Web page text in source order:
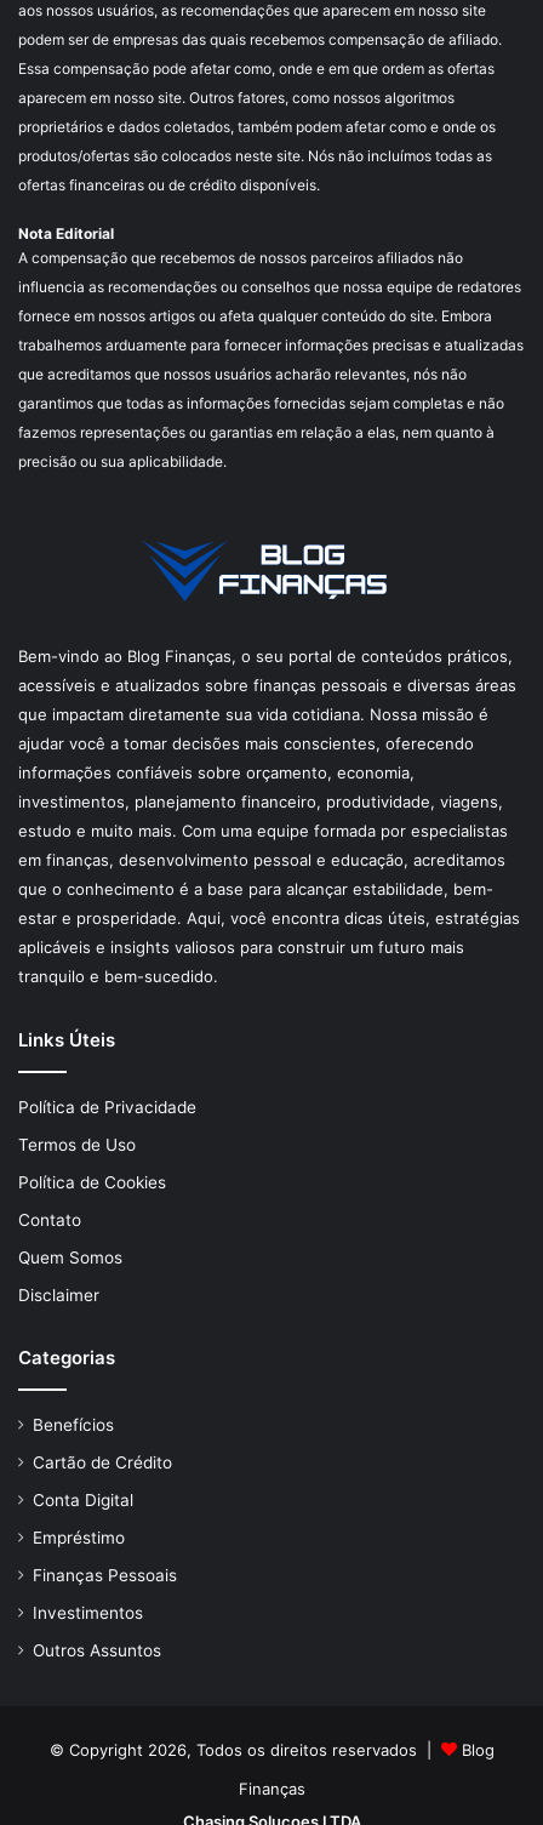
aos nossos usuários, as recomendações que aparecem em nosso site
podem ser de empresas das quais recebemos compensação de afiliado.
Essa compensação pode afetar como, onde e em que ordem as ofertas
aparecem em nosso site. Outros fatores, como nossos algoritmos
proprietários e dados coletados, também podem afetar como e onde os
produtos/ofertas são colocados neste site. Nós não incluímos todas as
ofertas financeiras ou de crédito disponíveis.
Nota Editorial
A compensação que recebemos de nossos parceiros afiliados não
influencia as recomendações ou conselhos que nossa equipe de redatores
fornece em nossos artigos ou afeta qualquer conteúdo do site. Embora
trabalhemos arduamente para fornecer informações precisas e atualizadas
que acreditamos que nossos usuários acharão relevantes, nós não
garantimos que todas as informações fornecidas sejam completas e não
fazemos representações ou garantias em relação a elas, nem quanto à
precisão ou sua aplicabilidade.
Bem-vindo ao Blog Finanças, o seu portal de conteúdos práticos,
acessíveis e atualizados sobre finanças pessoais e diversas áreas
que impactam diretamente sua vida cotidiana. Nossa missão é
ajudar você a tomar decisões mais conscientes, oferecendo
informações confiáveis sobre orçamento, economia,
investimentos, planejamento financeiro, produtividade, viagens,
estudo e muito mais. Com uma equipe formada por especialistas
em finanças, desenvolvimento pessoal e educação, acreditamos
que o conhecimento é a base para alcançar estabilidade, bem-
estar e prosperidade. Aqui, você encontra dicas úteis, estratégias
aplicáveis e insights valiosos para construir um futuro mais
tranquilo e bem-sucedido.
Links Úteis
Política de Privacidade
Termos de Uso
Política de Cookies
Contato
Quem Somos
Disclaimer
Categorias
Benefícios
Cartão de Crédito
Conta Digital
Empréstimo
Finanças Pessoais
Investimentos
Outros Assuntos
© Copyright 2026, Todos os direitos reservados |
Blog
Finanças